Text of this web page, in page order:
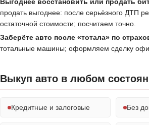
продать выгоднее: после серьёзного ДТП
остаточной стоимости; посчитаем точно.
Заберёте авто после «тотала» по
тотальные машины; оформляем сделку
Выкуп авто в любом
Кредитные и залоговые Без